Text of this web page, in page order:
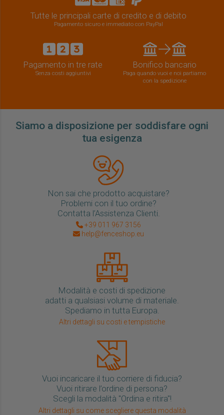
Tutte le principali carte di credito e di debito
Pagamento sicuro e immediato con PayPal
Pagamento in tre rate
Senza costi aggiuntivi
Bonifico bancario
Paga quando vuoi e noi partiamo
con la spedizione
Siamo a disposizione per soddisfare ogni
tua esigenza
Non sai che prodotto acquistare?
Problemi con il tuo ordine?
Contatta l’Assistenza Clienti.
+39 011 967 3156
help@fenceshop.eu
Modalità e costi di spedizione
adatti a qualsiasi volume di materiale.
Spediamo in tutta Europa.
Altri dettagli su costi e tempistiche
Vuoi incaricare il tuo corriere di fiducia?
Vuoi ritirare l’ordine di persona?
Scegli la modalità "Ordina e ritira"!
Altri dettagli su come scegliere questa modalità